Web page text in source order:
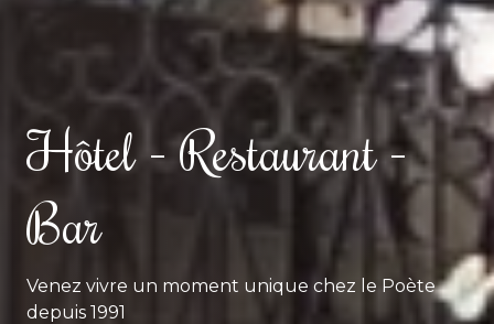
Hôtel - Restaurant -
Bar
Venez vivre un moment unique chez le Poète
depuis 1991